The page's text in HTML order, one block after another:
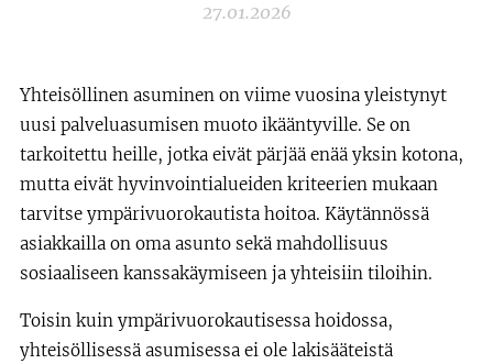
27.01.2026
Yhteisöllinen asuminen on viime vuosina yleistynyt
uusi palveluasumisen muoto ikääntyville. Se on
tarkoitettu heille, jotka eivät pärjää enää yksin kotona,
mutta eivät hyvinvointialueiden kriteerien mukaan
tarvitse ympärivuorokautista hoitoa. Käytännössä
asiakkailla on oma asunto sekä mahdollisuus
sosiaaliseen kanssakäymiseen ja yhteisiin tiloihin.
Toisin kuin ympärivuorokautisessa hoidossa,
yhteisöllisessä asumisessa ei ole lakisääteistä